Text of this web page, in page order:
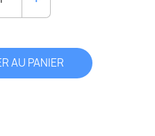
AU PANIER